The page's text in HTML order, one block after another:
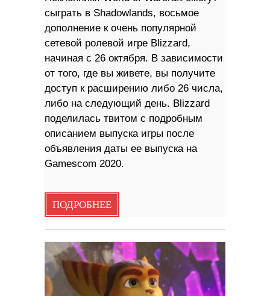
сыграть в Shadowlands, восьмое
дополнение к очень популярной
сетевой ролевой игре Blizzard,
начиная с 26 октября. В зависимости
от того, где вы живете, вы получите
доступ к расширению либо 26 числа,
либо на следующий день. Blizzard
поделилась твитом с подробным
описанием выпуска игры после
объявления даты ее выпуска на
Gamescom 2020.
ПОДРОБНЕЕ